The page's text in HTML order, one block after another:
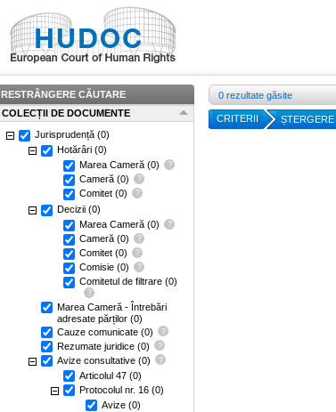
RESTRÂNGERE CĂUTARE
COLECȚII DE DOCUMENTE
Jurisprudență (0)
Hotărâri (0)
Marea Cameră (0)
Cameră (0)
Comitet (0)
Decizii (0)
Marea Cameră (0)
Cameră (0)
Comitet (0)
Comisie (0)
Comitetul de filtrare (0)
Marea Cameră - Întrebări
adresate părților (0)
Cauze comunicate (0)
Rezumate juridice (0)
Avize consultative (0)
Articolul 47 (0)
Protocolul nr. 16 (0)
Avize (0)
0 rezultate găsite
CRITERII ȘTERGERE